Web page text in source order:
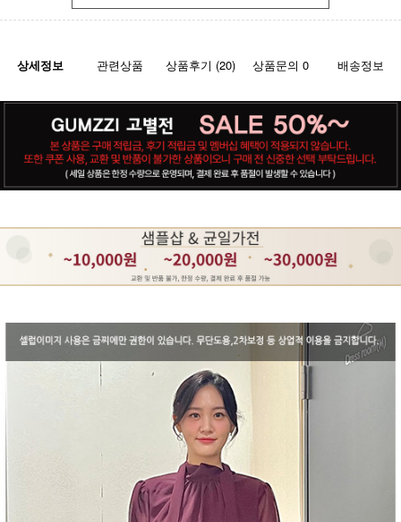
상세정보 관련상품 상품후기 (20) 상품문의 0 배송정보